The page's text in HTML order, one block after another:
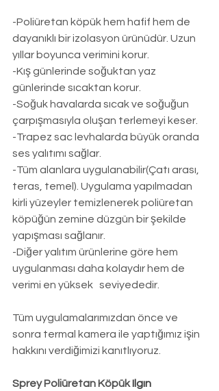
-Poliüretan köpük hem hafif hem de
dayanıklı bir izolasyon ürünüdür. Uzun
yıllar boyunca verimini korur.
-Kış günlerinde soğuktan yaz
günlerinde sıcaktan korur.
-Soğuk havalarda sıcak ve soğuğun
çarpışmasıyla oluşan terlemeyi keser.
-Trapez sac levhalarda büyük oranda
ses yalıtımı sağlar.
-Tüm alanlara uygulanabilir(Çatı arası,
teras, temel). Uygulama yapılmadan
kirli yüzeyler temizlenerek poliüretan
köpüğün zemine düzgün bir şekilde
yapışması sağlanır.
-Diğer yalıtım ürünlerine göre hem
uygulanması daha kolaydır hem de
verimi en yüksek   seviyededir.
Tüm uygulamalarımızdan önce ve
sonra termal kamera ile yaptığımız işin
hakkını verdiğimizi kanıtlıyoruz.
Sprey Poliüretan Köpük Ilgın